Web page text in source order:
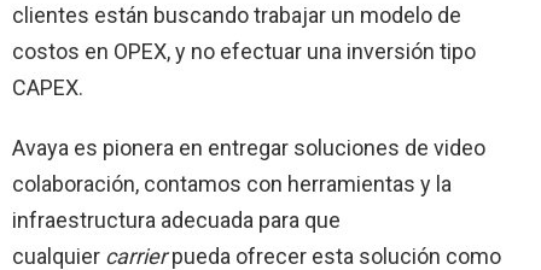
clientes están buscando trabajar un modelo de
costos en OPEX, y no efectuar una inversión tipo
CAPEX.
Avaya es pionera en entregar soluciones de video
colaboración, contamos con herramientas y la
infraestructura adecuada para que
cualquier carrierpueda ofrecer esta solución como